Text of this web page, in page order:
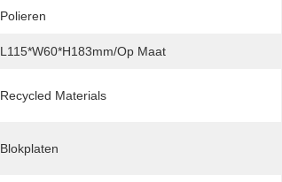
Polieren
L115*W60*H183mm/op Maat
Recycled Materials
Blokplaten